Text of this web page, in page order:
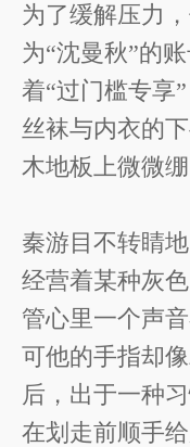
为了缓解压力
为“沈曼秋”的
着“过门槛专享
丝袜与内衣的
木地板上微微
秦游目不转睛
经营着某种灰
管心里一个声
可他的手指却
后，出于一种
在划走前顺手